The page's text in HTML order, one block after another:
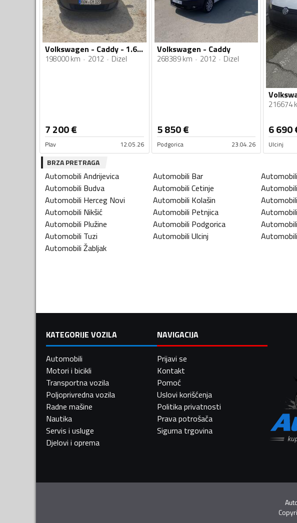
Volkswagen - Caddy - 1.6 TDI
198000 km 2012 Dizel
7 200€
Plav 12.05.26
Volkswagen - Caddy
268389 km 2012 Dizel
5 850€
Podgorica 23.04.26
216674
6 690
Ulcinj
BRZA PRETRAGA
Automobili Andrijevica Automobili Bar Automobili
Automobili Budva Automobili Cetinje Automobili
Automobili Herceg Novi Automobili Kolašin Automobili
Automobili Nikšić Automobili Petnjica Automobili
Automobili Plužine Automobili Podgorica Automobili
Automobili Tuzi Automobili Ulcinj Automobili
Automobili Žabljak
KATEGORIJE VOZILA
Automobili
Motori i bicikli
Transportna vozila
Poljoprivredna vozila
Radne mašine
Nautika
Servis i usluge
Djelovi i oprema
NAVIGACIJA
Prijavi se
Kontakt
Pomoć
Uslovi korišćenja
Politika privatnosti
Prava potrošača
Sigurna trgovina